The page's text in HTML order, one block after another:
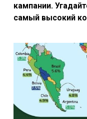
кампании.
самый высокий